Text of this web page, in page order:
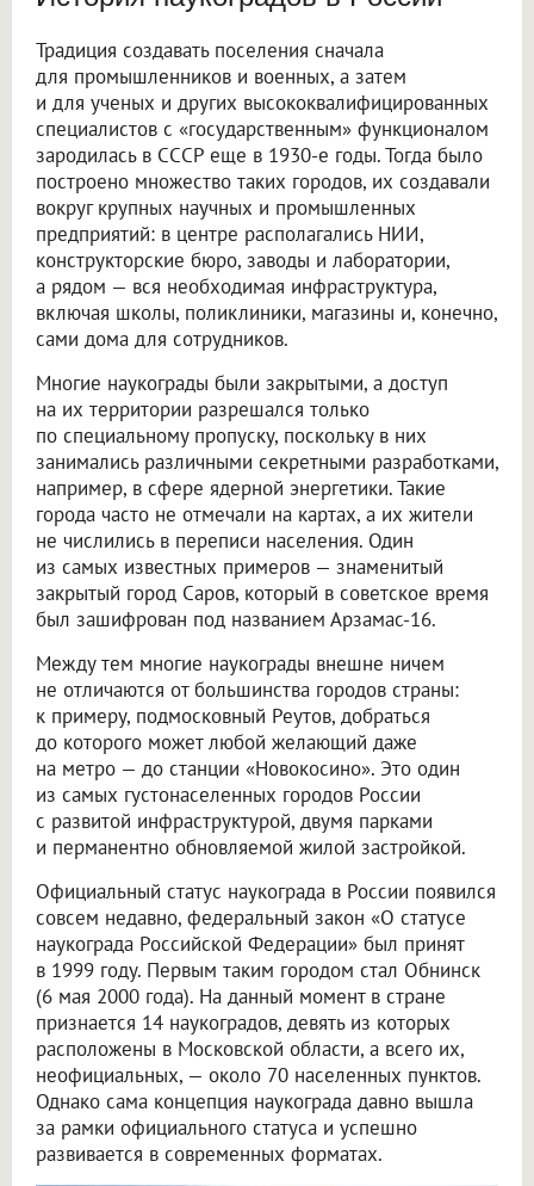
Традиция создавать поселения сначала
для промышленников и военных, а затем
и для ученых и других высококвалифицированных
специалистов с «государственным» функционалом
зародилась в СССР еще в 1930-е годы. Тогда было
построено множество таких городов, их создавали
вокруг крупных научных и промышленных
предприятий: в центре располагались НИИ,
конструкторские бюро, заводы и лаборатории,
а рядом — вся необходимая инфраструктура,
включая школы, поликлиники, магазины и, конечно,
сами дома для сотрудников.
Многие наукограды были закрытыми, а доступ
на их территории разрешался только
по специальному пропуску, поскольку в них
занимались различными секретными разработками,
например, в сфере ядерной энергетики. Такие
города часто не отмечали на картах, а их жители
не числились в переписи населения. Один
из самых известных примеров — знаменитый
закрытый город Саров, который в советское время
был зашифрован под названием Арзамас-16.
Между тем многие наукограды внешне ничем
не отличаются от большинства городов страны:
к примеру, подмосковный Реутов, добраться
до которого может любой желающий даже
на метро — до станции «Новокосино». Это один
из самых густонаселенных городов России
с развитой инфраструктурой, двумя парками
и перманентно обновляемой жилой застройкой.
Официальный статус наукограда в России появился
совсем недавно, федеральный закон «О статусе
наукограда Российской Федерации» был принят
в 1999 году. Первым таким городом стал Обнинск
(6 мая 2000 года). На данный момент в стране
признается 14 наукоградов, девять из которых
расположены в Московской области, а всего их,
неофициальных, — около 70 населенных пунктов.
Однако сама концепция наукограда давно вышла
за рамки официального статуса и успешно
развивается в современных форматах.